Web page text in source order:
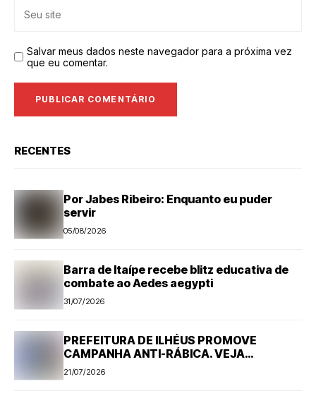
Salvar meus dados neste navegador para a próxima vez
que eu comentar.
RECENTES
Por Jabes Ribeiro: Enquanto eu puder
servir
05/08/2026
Barra de Itaípe recebe blitz educativa de
combate ao Aedes aegypti
31/07/2026
PREFEITURA DE ILHÉUS PROMOVE
CAMPANHA ANTI-RÁBICA. VEJA
PROGRAMAÇÃO
21/07/2026